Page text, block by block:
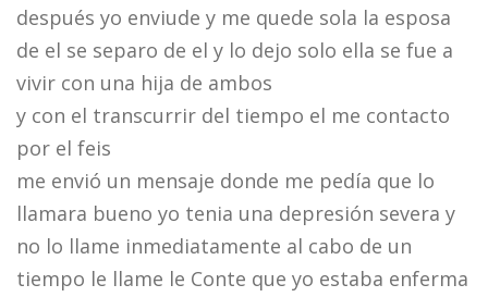
después yo enviude y me quede sola la esposa
de el se separo de el y lo dejo solo ella se fue a
vivir con una hija de ambos
y con el transcurrir del tiempo el me contacto
por el feis
me envió un mensaje donde me pedía que lo
llamara bueno yo tenia una depresión severa y
no lo llame inmediatamente al cabo de un
tiempo le llame le Conte que yo estaba enferma